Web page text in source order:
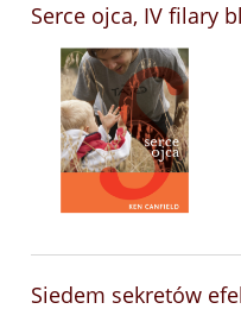
Serce ojca, IV filary
Siedem sekretów